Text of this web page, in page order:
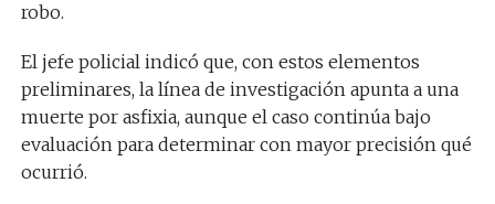
robo.
El jefe policial indicó que, con estos elementos
preliminares, la línea de investigación apunta a una
muerte por asfixia, aunque el caso continúa bajo
evaluación para determinar con mayor precisión qué
ocurrió.